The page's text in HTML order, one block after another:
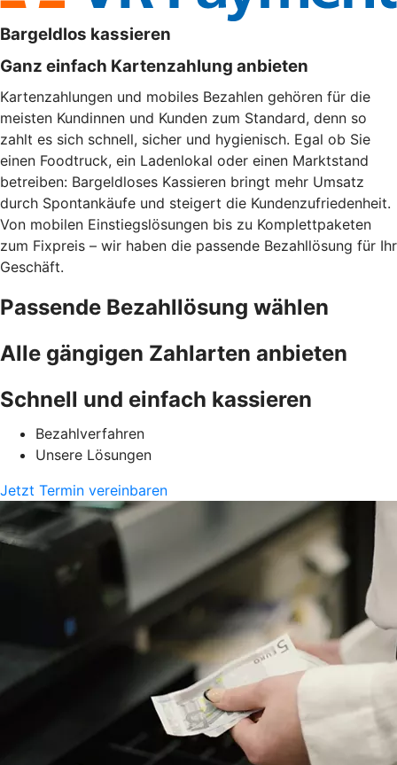
Bargeldlos kassieren
Ganz einfach Kartenzahlung anbieten
Kartenzahlungen und mobiles Bezahlen gehören für die
meisten Kundinnen und Kunden zum Standard, denn so
zahlt es sich schnell, sicher und hygienisch. Egal ob Sie
einen Foodtruck, ein Ladenlokal oder einen Marktstand
betreiben: Bargeldloses Kassieren bringt mehr Umsatz
durch Spontankäufe und steigert die Kundenzufriedenheit.
Von mobilen Einstiegslösungen bis zu Komplettpaketen
zum Fixpreis – wir haben die passende Bezahllösung für Ihr
Geschäft.
Passende Bezahllösung wählen
Alle gängigen Zahlarten anbieten
Schnell und einfach kassieren
Bezahlverfahren
Unsere Lösungen
Jetzt Termin vereinbaren